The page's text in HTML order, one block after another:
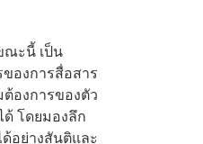
ณะนี้ เป็น
องการสื่อสาร
องการของตัว
ด้ โดยมองลึก
อย่างสันติและ